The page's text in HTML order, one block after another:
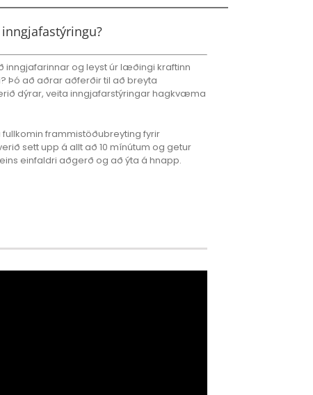
og leyst úr læðingi kraftinn
Þó að aðrar aðferðir til að breyta
dýrar, veita inngjafarstýringar hagkvæma
frammistöðubreyting fyrir
sett upp á allt að 10 mínútum og getur
einfaldri aðgerð og að ýta á hnapp.